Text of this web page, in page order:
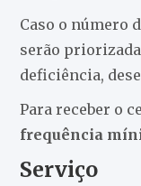
Caso o número
serão
deficiência,
Para receber o
frequência
Serviço